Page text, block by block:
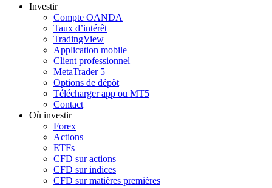
Investir
Compte OANDA
Taux d’intérêt
TradingView
Application mobile
Client professionnel
MetaTrader 5
Options de dépôt
Télécharger app ou MT5
Contact
Où investir
Forex
Actions
ETFs
CFD sur actions
CFD sur indices
CFD sur matières premières